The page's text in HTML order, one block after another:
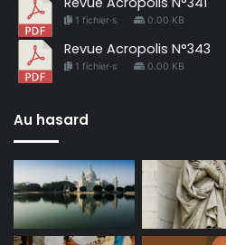
1 fichier·s 0.00 KB
Revue Acropolis N°343
1 fichier·s 0.00 KB
Au hasard